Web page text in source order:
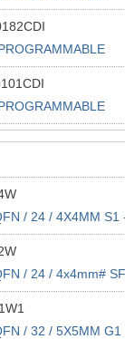
/ 24 / 4X4MM S1
/ 24 / 4x4mm#
/ 32 / 5X5MM G1